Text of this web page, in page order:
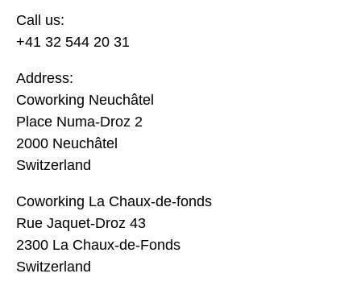
Call us:
+41 32 544 20 31
Address:
Coworking Neuchâtel
Place Numa-Droz 2
2000 Neuchâtel
Switzerland
Coworking La Chaux-de-fonds
Rue Jaquet-Droz 43
2300 La Chaux-de-Fonds
Switzerland